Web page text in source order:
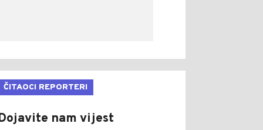
ČITAOCI REPORTERI
nam vijest